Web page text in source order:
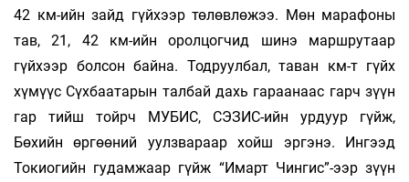
42 км-ийн зайд гүйхээр төлөвлөжээ. Мөн марафоны
тав, 21, 42 км-ийн оролцогчид шинэ маршрутаар
гүйхээр болсон байна. Тодруулбал, таван км-т гүйх
хүмүүс Сүхбаатарын талбай дахь гараанаас гарч зүүн
гар тийш тойрч МУБИС, СЭЗИС-ийн урдуур гүйж,
Бөхийн өргөөний уулзвараар хойш эргэнэ. Ингээд
Токиогийн гудамжаар гүйж “Имарт Чингис”-ээр зүүн